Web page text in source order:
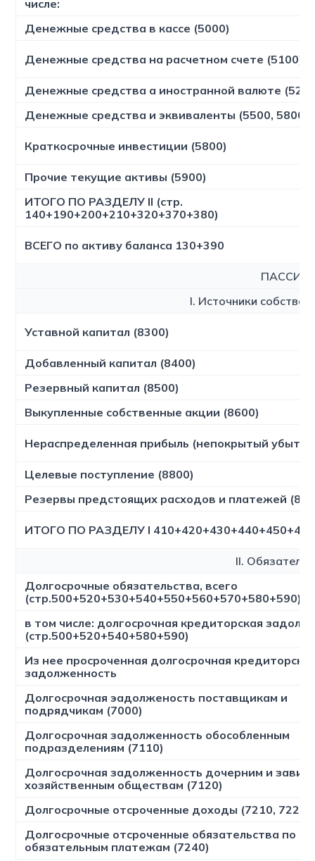
числе:
Денежные средства в кассе (5000)
Денежные средства на расчетном счете (5100)
Денежные средства а иностранной валюте
Денежные средства и эквиваленты (5500, 5800,
Краткосрочные инвестиции (5800)
Прочие текущие активы (5900)
ИТОГО ПО РАЗДЕЛУ II (стр.
140+190+200+210+320+370+380)
ВСЕГО по активу баланса 130+390
ПАССИВ
I. Источники
Уставной капитал (8300)
Добавленный капитал (8400)
Резервный капитал (8500)
Выкупленные собственные акции (8600)
Нераспределенная прибыль (непокрытый
Целевые поступление (8800)
Резервы предстоящих расходов и платежей
ИТОГО ПО РАЗДЕЛУ I
II.
Долгосрочные обязательства, всего
(стр.500+520+530+540+550+560+570+580+590)
в том числе: долгосрочная кредиторская
(стр.500+520+540+580+590)
Из нее просроченная долгосрочная
задолженность
Долгосрочная эадолженость поставщикам и
подрядчикам (7000)
Долгосрочная задолженность обособленным
подразделениям (7110)
Долгосрочная задолженность дочерним и
хозяйственным обществам (7120)
Долгосрочные отсроченные доходы (7210, 7220,
Долгосрочные отсроченные обязательства по
обязательным платежам (7240)